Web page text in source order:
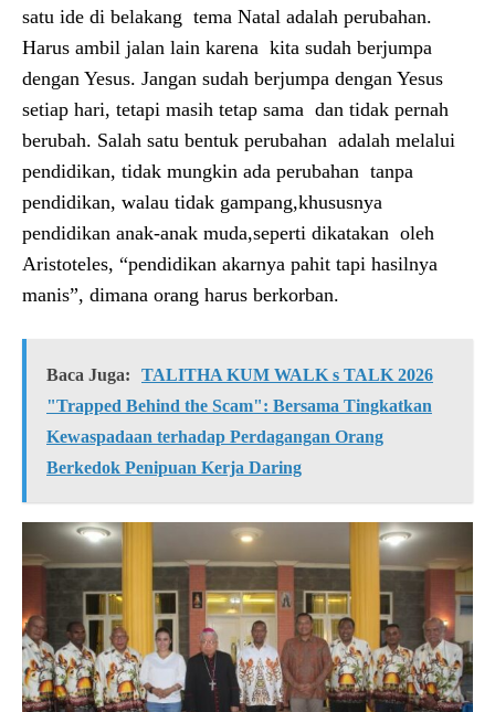
satu ide di belakang tema Natal adalah perubahan.
Harus ambil jalan lain karena kita sudah berjumpa
dengan Yesus. Jangan sudah berjumpa dengan Yesus
setiap hari, tetapi masih tetap sama dan tidak pernah
berubah. Salah satu bentuk perubahan adalah melalui
pendidikan, tidak mungkin ada perubahan tanpa
pendidikan, walau tidak gampang,khususnya
pendidikan anak-anak muda,seperti dikatakan oleh
Aristoteles, “pendidikan akarnya pahit tapi hasilnya
manis”, dimana orang harus berkorban.
Baca Juga:
TALITHA KUM WALK s TALK 2026
"Trapped Behind the Scam": Bersama Tingkatkan
Kewaspadaan terhadap Perdagangan Orang
Berkedok Penipuan Kerja Daring